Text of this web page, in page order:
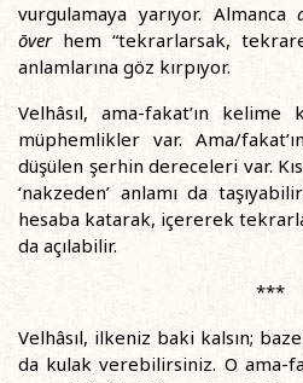
vurgulamaya yarıyor. Almanca
ōverhem “tekrarlarsak,
anlamlarına göz kırpıyor.
Velhâsıl, ama-fakat’ın
müphemlikler var. Ama/
düşülen şerhin dereceleri var.
‘nakzeden’ anlamı da
hesaba katarak, içererek
da açılabilir.
***
Velhâsıl, ilkeniz baki kalsın;
da kulak verebilirsiniz. O ama-